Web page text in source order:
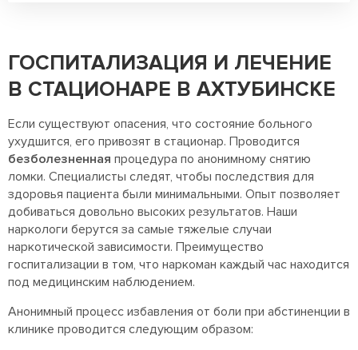
ГОСПИТАЛИЗАЦИЯ И ЛЕЧЕНИЕ
В СТАЦИОНАРЕ В АХТУБИНСКЕ
Если существуют опасения, что состояние больного
ухудшится, его привозят в стационар. Проводится
безболезненная процедура по анонимному снятию
ломки. Специалисты следят, чтобы последствия для
здоровья пациента были минимальными. Опыт позволяет
добиваться довольно высоких результатов. Наши
наркологи берутся за самые тяжелые случаи
наркотической зависимости. Преимущество
госпитализации в том, что наркоман каждый час находится
под медицинским наблюдением.
Анонимный процесс избавления от боли при абстиненции в
клинике проводится следующим образом: